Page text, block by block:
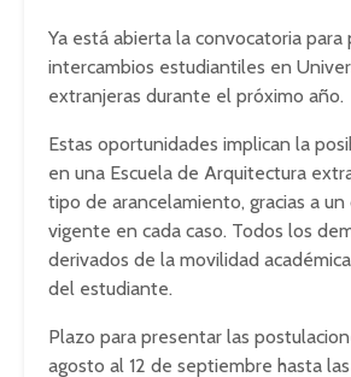
Ya está abierta la convocatoria para
intercambios estudiantiles en
extranjeras durante el próximo año.
Estas oportunidades implican la
en una Escuela de Arquitectura
tipo de arancelamiento, gracias a un
vigente en cada caso. Todos los
derivados de la movilidad
del estudiante.
Plazo para presentar las
agosto al 12 de septiembre hasta